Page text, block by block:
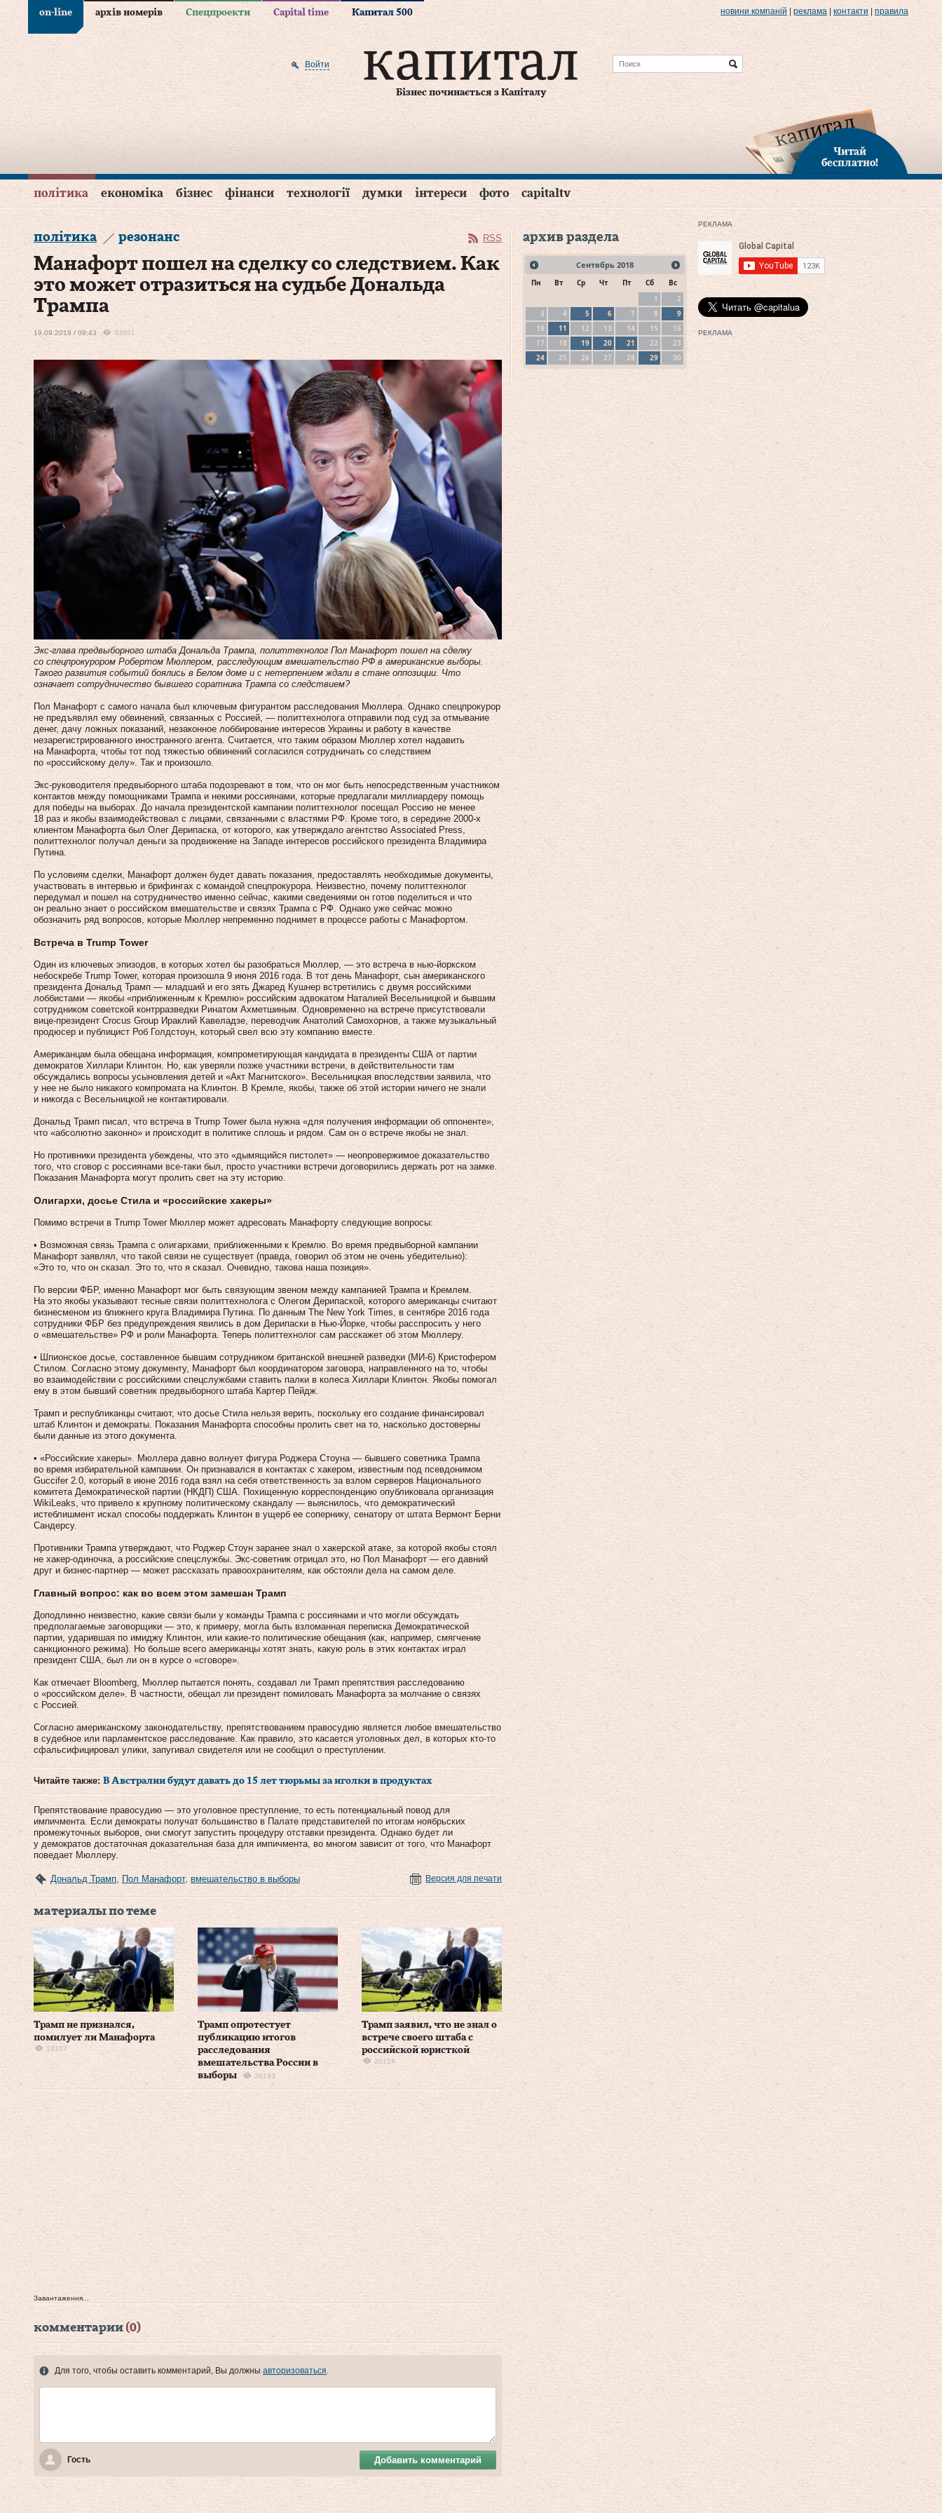
on-line архів номерів Спецпроекти Capital time Капитал 500 новини компаній реклама контакти правила
Бізнес починається з Капіталу
Войти
Читай
бесплатно!
політика економіка бізнес фінанси технології думки інтереси фото capitaltv
політика резонанс RSS
Манафорт пошел на сделку со следствием. Как
это может отразиться на судьбе Дональда
Трампа
19.09.2018 / 09:43 33051
Экс-глава предвыборного штаба Дональда Трампа, политтехнолог Пол Манафорт пошел на сделку
со спецпрокурором Робертом Мюллером, расследующим вмешательство РФ в американские выборы.
Такого развития событий боялись в Белом доме и с нетерпением ждали в стане оппозиции. Что
означает сотрудничество бывшего соратника Трампа со следствием?
Пол Манафорт с самого начала был ключевым фигурантом расследования Мюллера. Однако спецпрокурор
не предъявлял ему обвинений, связанных с Россией, — политтехнолога отправили под суд за отмывание
денег, дачу ложных показаний, незаконное лоббирование интересов Украины и работу в качестве
незарегистрированного иностранного агента. Считается, что таким образом Мюллер хотел надавить
на Манафорта, чтобы тот под тяжестью обвинений согласился сотрудничать со следствием
по «российскому делу». Так и произошло.
Экс-руководителя предвыборного штаба подозревают в том, что он мог быть непосредственным участником
контактов между помощниками Трампа и некими россиянами, которые предлагали миллиардеру помощь
для победы на выборах. До начала президентской кампании политтехнолог посещал Россию не менее
18 раз и якобы взаимодействовал с лицами, связанными с властями РФ. Кроме того, в середине 2000-х
клиентом Манафорта был Олег Дерипаска, от которого, как утверждало агентство Associated Press,
политтехнолог получал деньги за продвижение на Западе интересов российского президента Владимира
Путина.
По условиям сделки, Манафорт должен будет давать показания, предоставлять необходимые документы,
участвовать в интервью и брифингах с командой спецпрокурора. Неизвестно, почему политтехнолог
передумал и пошел на сотрудничество именно сейчас, какими сведениями он готов поделиться и что
он реально знает о российском вмешательстве и связях Трампа с РФ. Однако уже сейчас можно
обозначить ряд вопросов, которые Мюллер непременно поднимет в процессе работы с Манафортом.
Встреча в Trump Tower
Один из ключевых эпизодов, в которых хотел бы разобраться Мюллер, — это встреча в нью-йоркском
небоскребе Trump Tower, которая произошла 9 июня 2016 года. В тот день Манафорт, сын американского
президента Дональд Трамп — младший и его зять Джаред Кушнер встретились с двумя российскими
лоббистами — якобы «приближенным к Кремлю» российским адвокатом Наталией Весельницкой и бывшим
сотрудником советской контрразведки Ринатом Ахметшиным. Одновременно на встрече присутствовали
вице-президент Crocus Group Ираклий Кавеладзе, переводчик Анатолий Самохорнов, а также музыкальный
продюсер и публицист Роб Голдстоун, который свел всю эту компанию вместе.
Американцам была обещана информация, компрометирующая кандидата в президенты США от партии
демократов Хиллари Клинтон. Но, как уверяли позже участники встречи, в действительности там
обсуждались вопросы усыновления детей и «Акт Магнитского». Весельницкая впоследствии заявила, что
у нее не было никакого компромата на Клинтон. В Кремле, якобы, также об этой истории ничего не знали
и никогда с Весельницкой не контактировали.
Дональд Трамп писал, что встреча в Trump Tower была нужна «для получения информации об оппоненте»,
что «абсолютно законно» и происходит в политике сплошь и рядом. Сам он о встрече якобы не знал.
Но противники президента убеждены, что это «дымящийся пистолет» — неопровержимое доказательство
того, что сговор с россиянами все-таки был, просто участники встречи договорились держать рот на замке.
Показания Манафорта могут пролить свет на эту историю.
Олигархи, досье Стила и «российские хакеры»
Помимо встречи в Trump Tower Мюллер может адресовать Манафорту следующие вопросы:
• Возможная связь Трампа с олигархами, приближенными к Кремлю. Во время предвыборной кампании
Манафорт заявлял, что такой связи не существует (правда, говорил об этом не очень убедительно):
«Это то, что он сказал. Это то, что я сказал. Очевидно, такова наша позиция».
По версии ФБР, именно Манафорт мог быть связующим звеном между кампанией Трампа и Кремлем.
На это якобы указывают тесные связи политтехнолога с Олегом Дерипаской, которого американцы считают
бизнесменом из ближнего круга Владимира Путина. По данным The New York Times, в сентябре 2016 года
сотрудники ФБР без предупреждения явились в дом Дерипаски в Нью-Йорке, чтобы расспросить у него
о «вмешательстве» РФ и роли Манафорта. Теперь политтехнолог сам расскажет об этом Мюллеру.
• Шпионское досье, составленное бывшим сотрудником британской внешней разведки (МИ-6) Кристофером
Стилом. Согласно этому документу, Манафорт был координатором заговора, направленного на то, чтобы
во взаимодействии с российскими спецслужбами ставить палки в колеса Хиллари Клинтон. Якобы помогал
ему в этом бывший советник предвыборного штаба Картер Пейдж.
Трамп и республиканцы считают, что досье Стила нельзя верить, поскольку его создание финансировал
штаб Клинтон и демократы. Показания Манафорта способны пролить свет на то, насколько достоверны
были данные из этого документа.
• «Российские хакеры». Мюллера давно волнует фигура Роджера Стоуна — бывшего советника Трампа
во время избирательной кампании. Он признавался в контактах с хакером, известным под псевдонимом
Guccifer 2.0, который в июне 2016 года взял на себя ответственность за взлом серверов Национального
комитета Демократической партии (НКДП) США. Похищенную корреспонденцию опубликовала организация
WikiLeaks, что привело к крупному политическому скандалу — выяснилось, что демократический
истеблишмент искал способы поддержать Клинтон в ущерб ее сопернику, сенатору от штата Вермонт Берни
Сандерсу.
Противники Трампа утверждают, что Роджер Стоун заранее знал о хакерской атаке, за которой якобы стоял
не хакер-одиночка, а российские спецслужбы. Экс-советник отрицал это, но Пол Манафорт — его давний
друг и бизнес-партнер — может рассказать правоохранителям, как обстояли дела на самом деле.
Главный вопрос: как во всем этом замешан Трамп
Доподлинно неизвестно, какие связи были у команды Трампа с россиянами и что могли обсуждать
предполагаемые заговорщики — это, к примеру, могла быть взломанная переписка Демократической
партии, ударившая по имиджу Клинтон, или какие-то политические обещания (как, например, смягчение
санкционного режима). Но больше всего американцы хотят знать, какую роль в этих контактах играл
президент США, был ли он в курсе о «сговоре».
Как отмечает Bloomberg, Мюллер пытается понять, создавал ли Трамп препятствия расследованию
о «российском деле». В частности, обещал ли президент помиловать Манафорта за молчание о связях
с Россией.
Согласно американскому законодательству, препятствованием правосудию является любое вмешательство
в судебное или парламентское расследование. Как правило, это касается уголовных дел, в которых кто-то
сфальсифицировал улики, запугивал свидетеля или не сообщил о преступлении.
Читайте также: В Австралии будут давать до 15 лет тюрьмы за иголки в продуктах
Препятствование правосудию — это уголовное преступление, то есть потенциальный повод для
импичмента. Если демократы получат большинство в Палате представителей по итогам ноябрьских
промежуточных выборов, они смогут запустить процедуру отставки президента. Однако будет ли
у демократов достаточная доказательная база для импичмента, во многом зависит от того, что Манафорт
поведает Мюллеру.
Дональд Трамп Пол Манафорт, вмешательство в выборы Версия для печати
материалы по теме
Трамп не признался,
помилует ли Манафорта
19107
Трамп опротестует
публикацию итогов
расследования
вмешательства России в
выборы
20193
Трамп заявил, что не знал о
встрече своего штаба с
российской юристкой
20124
Завантаження...
комментарии (0)
Для того, чтобы оставить комментарий, Вы должны авторизоваться
Гость Добавить комментарий
архив раздела
Сентябрь 2018
Пн Вт Ср Чт Пт Сб
Вс
1
2
3
4 5 6 7 8
9
10
11 12 13 14 15
16
17
18 19 20 21 22
23
24
25 26 27 28 29 30
РЕКЛАМА
РЕКЛАМА